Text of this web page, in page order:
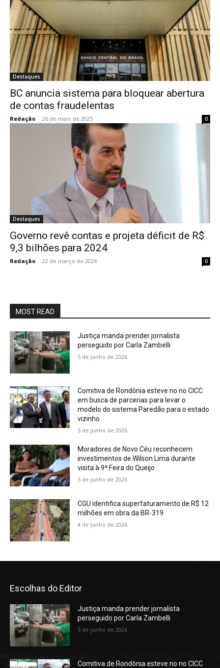
Destaques
BC anuncia sistema para bloquear abertura
de contas fraudelentas
Redação - 26 de maio de 2025 0
Destaques
Governo revê contas e projeta déficit de R$
9,3 bilhões para 2024
Redação - 22 de março de 2024 0
MOST READ
Justiça manda prender jornalista
perseguido por Carla Zambelli
5 de junho de 2026
Comitiva de Rondônia esteve no no CICC
em busca de parcerias para levar o
modelo do sistema Paredão para o estado
vizinho
5 de junho de 2026
Moradores de Novo Céu reconhecem
investimentos de Wilson Lima durante
visita à 9ª Feira do Queijo
5 de junho de 2026
CGU identifica superfaturamento de R$ 12
milhões em obra da BR-319
4 de junho de 2026
Escolhas do Editor
Justiça manda prender jornalista
perseguido por Carla Zambelli
5 de junho de 2026
Comitiva de Rondônia esteve no no CICC